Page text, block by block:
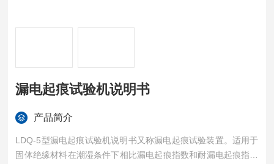
漏电起痕试验机说明书
产品简介
LDQ-5型漏电起痕试验机说明书又称漏电起痕试验装置。适用于
固体绝缘材料在潮湿条件下相比漏电起痕指数和耐漏电起痕指数